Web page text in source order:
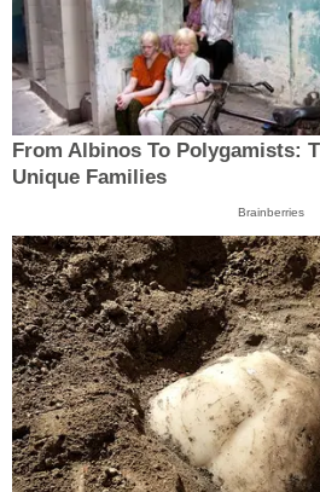
From Albinos To Polygamists:
Unique Families
Brainberries